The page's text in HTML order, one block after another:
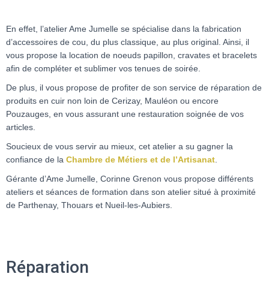
En effet, l’atelier Ame Jumelle se spécialise dans la fabrication
d’accessoires de cou, du plus classique, au plus original. Ainsi, il
vous propose la location de noeuds papillon, cravates et bracelets
afin de compléter et sublimer vos tenues de soirée.
De plus, il vous propose de profiter de son service de réparation de
produits en cuir non loin de Cerizay, Mauléon ou encore
Pouzauges, en vous assurant une restauration soignée de vos
articles.
Soucieux de vous servir au mieux, cet atelier a su gagner la
confiance de la Chambre de Métiers et de l’Artisanat
Gérante d’Ame Jumelle, Corinne Grenon vous propose différents
ateliers et séances de formation dans son atelier situé à proximité
de Parthenay, Thouars et Nueil-les-Aubiers.
Réparation